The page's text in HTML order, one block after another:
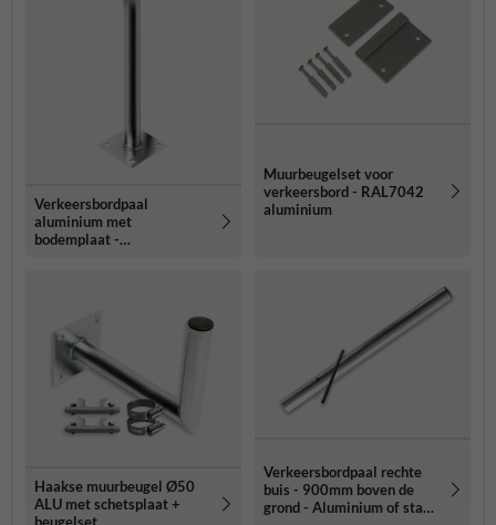
Verkeersbordpaal
aluminium met
bodemplaat -
Muurbeugelset voor
verkeersbord - RAL7042
aluminium
Haakse muurbeugel Ø50
ALU met schetsplaat +
Verkeersbordpaal rechte
buis - 900mm boven de
grond - Aluminium of staal